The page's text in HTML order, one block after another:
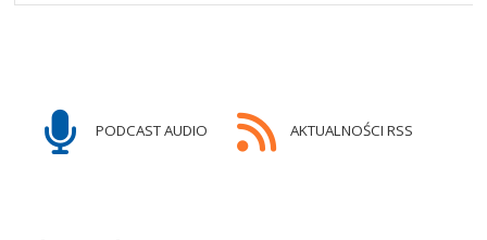
PODCAST AUDIO AKTUALNOŚCI RSS